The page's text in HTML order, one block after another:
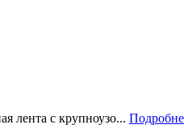
лента с крупноузо...